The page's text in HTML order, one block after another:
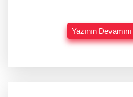
Yazının